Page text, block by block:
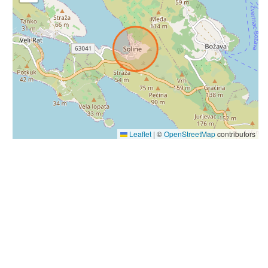
Leaflet | ©OpenStreetMapcontributors